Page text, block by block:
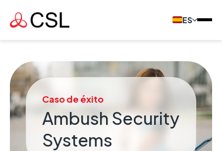
ES
Caso de éxito
Ambush Security
Systems